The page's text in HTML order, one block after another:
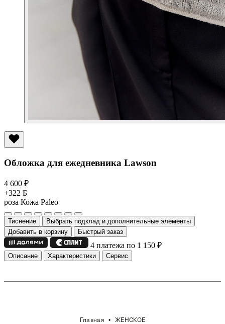
Обложка для ежедневника Lawson
4 600 ₽
+322 Б
роза Кожа Paleo
Тиснение
Выбрать подклад и дополнительные элементы
Добавить в корзину
Быстрый заказ
4 платежа по 1 150 ₽
Описание Характеристики Сервис
Главная ЖЕНСКОЕ